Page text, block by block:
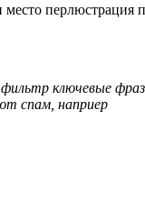
перлюстрация
ключевые
спам, наприер